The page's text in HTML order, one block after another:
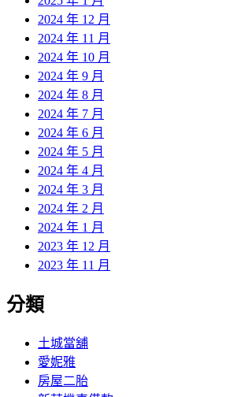
2024 年 12 月
2024 年 11 月
2024 年 10 月
2024 年 9 月
2024 年 8 月
2024 年 7 月
2024 年 6 月
2024 年 5 月
2024 年 4 月
2024 年 3 月
2024 年 2 月
2024 年 1 月
2023 年 12 月
2023 年 11 月
分類
土城當舖
愛妮雅
房屋二胎